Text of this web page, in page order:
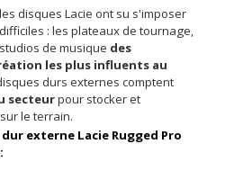
disques Lacie ont su s'imposer
: les plateaux de tournage,
de musique des
les plus influents au
durs externes comptent
secteurpour stocker et
le terrain.
externe Lacie Rugged Pro